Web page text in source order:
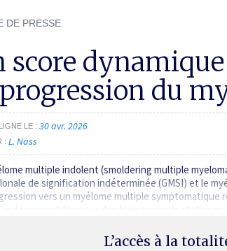
DE PRESSE
score
du
LE 30 avr. 2026
L. Nass
multiple indolent (smoldering multiple
de signification indéterminée (GMSI) et le
vers un myélome multiple
qui reposent tous sur des biomarqueurs
L’accès à la